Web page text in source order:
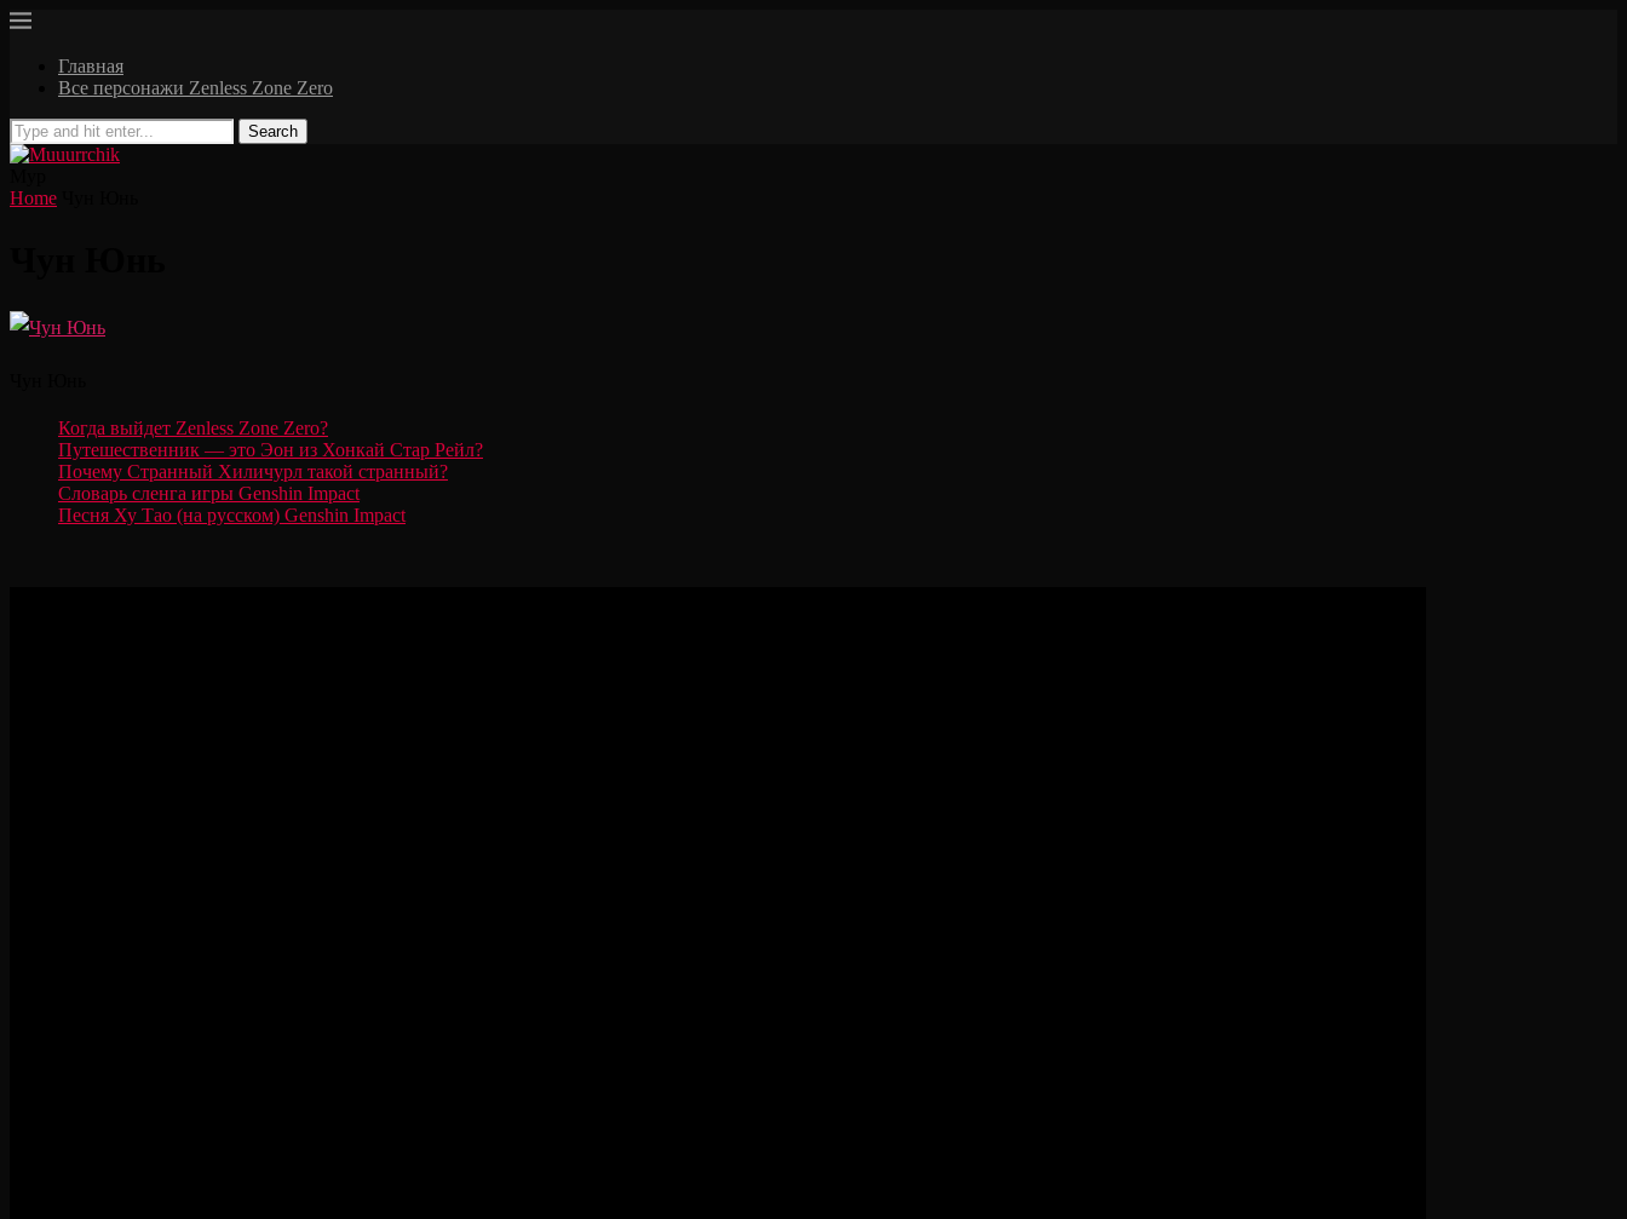
Главная
Все персонажи Zenless Zone Zero
Search
Home
Когда выйдет Zenless Zone Zero?
Путешественник — это Эон из Хонкай Стар Рейл?
Почему Странный Хиличурл такой странный?
Словарь сленга игры Genshin Impact
Песня Ху Тао (на русском) Genshin Impact